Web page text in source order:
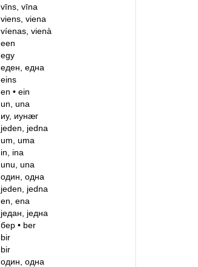
vīns, vīna
viens, viena
víenas, vienà
een
egy
еден, една
eins
en• ein
un, una
иу, иунӕг
jeden, jedna
um, uma
in, ina
unu, una
один, одна
jeden, jedna
en, ena
један, једна
бер• ber
bir
bir
один, одна